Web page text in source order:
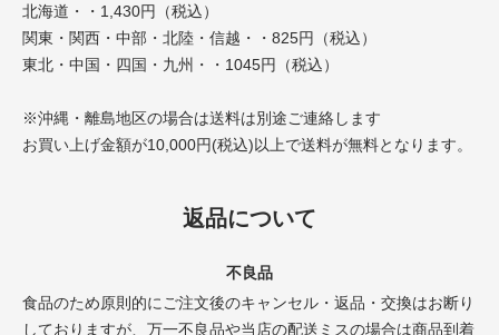
北海道・・1,430円（税込）
関東・関西・中部・北陸・信越・・825円（税込）
東北・中国・四国・九州・・1045円（税込）
※沖縄・離島地区の場合は送料は別途ご連絡します
お買い上げ金額が10,000円(税込)以上で送料が無料となります。
返品について
不良品
食品のため原則的にご注文後のキャンセル・返品・交換はお断り
しておりますが、万一不良品や当店の配送ミスの場合は商品到着